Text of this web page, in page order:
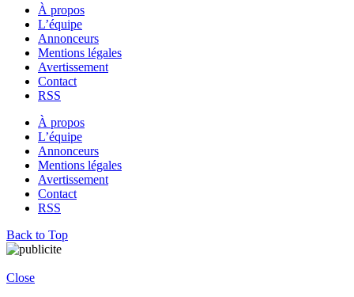
À propos
L’équipe
Annonceurs
Mentions légales
Avertissement
Contact
RSS
À propos
L’équipe
Annonceurs
Mentions légales
Avertissement
Contact
RSS
Back to Top
Close